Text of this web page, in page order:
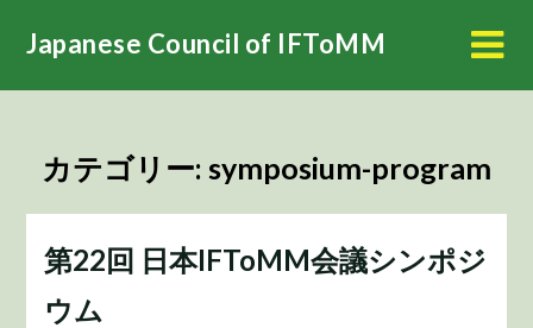
Japanese Council of IFToMM
カテゴリー: symposium-program
第22回 日本IFToMM会議シンポジ
ウム